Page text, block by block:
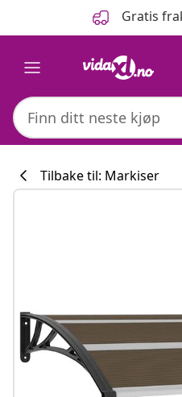
Gratis
Tilbake til: Markiser